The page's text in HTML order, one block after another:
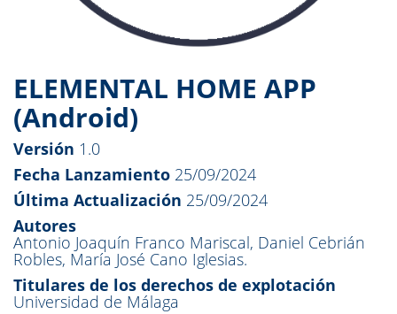
ELEMENTAL HOME APP
(Android)
Versión 1.0
Fecha Lanzamiento 25/09/2024
Última Actualización 25/09/2024
Autores
Antonio Joaquín Franco Mariscal, Daniel Cebrián
Robles, María José Cano Iglesias.
Titulares de los derechos de explotación
Universidad de Málaga